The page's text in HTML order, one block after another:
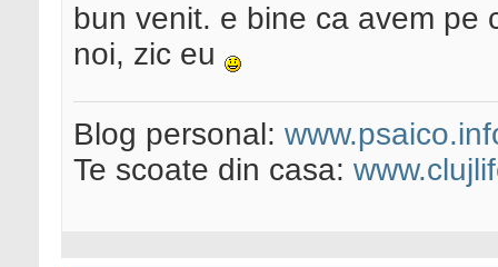
bun venit. e bine ca avem pe
noi, zic eu
Blog personal:
Te scoate din casa: